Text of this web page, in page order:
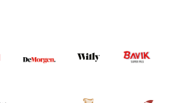
Image Image Image